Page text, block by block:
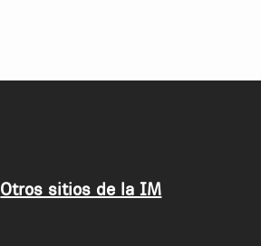
Otros sitios de la IM